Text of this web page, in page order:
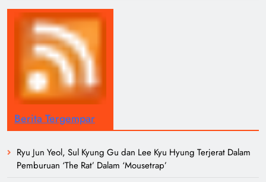
Berita Tergempar
Ryu Jun Yeol, Sul Kyung Gu dan Lee Kyu Hyung Terjerat Dalam
Pemburuan ‘The Rat’ Dalam ‘Mousetrap’